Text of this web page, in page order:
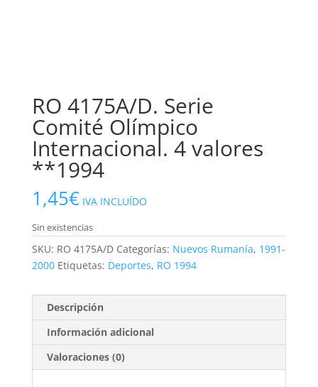
RO 4175A/D. Serie
Comité Olímpico
Internacional. 4 valores
**1994
1,45€ IVA INCLUÍDO
Sin existencias
SKU: RO 4175A/D Categorías: Nuevos Rumanía, 1991-
2000 Etiquetas: Deportes, RO 1994
Descripción
Información adicional
Valoraciones (0)